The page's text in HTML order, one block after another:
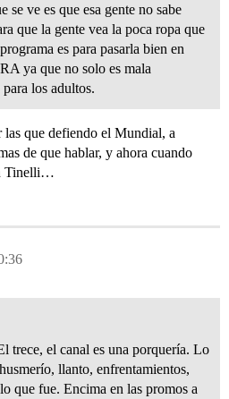
ve es que esa gente no sabe
que la gente vea la poca ropa que
es para pasarla bien en
ya que no solo es mala
los adultos.
las que defiendo el Mundial, a
de que hablar, y ahora cuando
Tinelli…
trece, el canal es una porquería. Lo
llanto, enfrentamientos,
que fue. Encima en las promos a